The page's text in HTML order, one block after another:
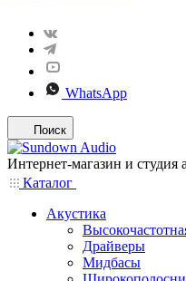
WhatsApp
Поиск
Интернет-магазин и студия
Каталог
Акустика
Драйверы
Мидбасы